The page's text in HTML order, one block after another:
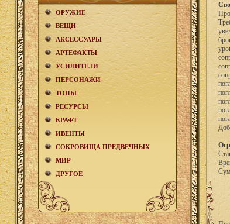
ОРУЖИЕ
ВЕЩИ
АКCЕСCУАРЫ
АРТЕФАКТЫ
УСИЛИТЕЛИ
ПЕРСОНАЖИ
ТОПЫ
РЕСУРСЫ
КРАФТ
ИВЕНТЫ
СОКРОВИЩА ПРЕДВЕЧНЫХ
МИР
ДРУГОЕ